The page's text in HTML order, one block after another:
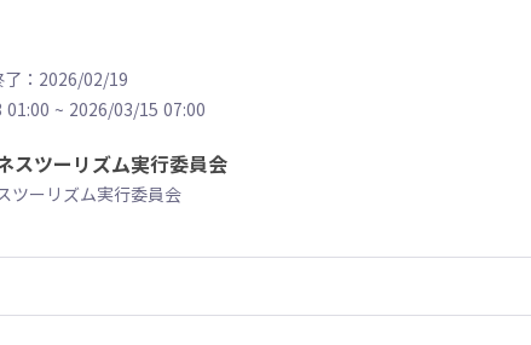
了：2026/02/19
01:00 ~ 2026/03/15 07:00
スツーリズム実行委員会
ツーリズム実行委員会